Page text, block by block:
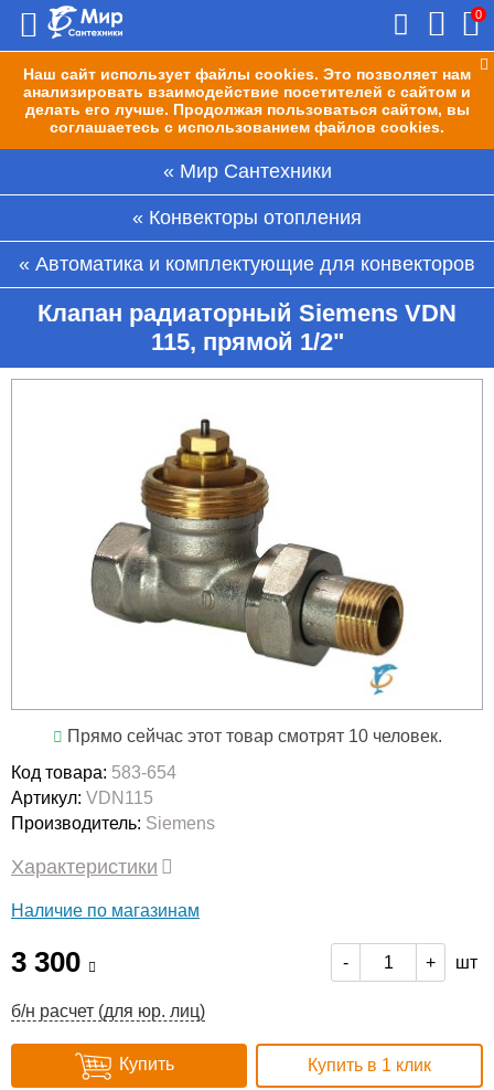
Наш сайт использует файлы cookies. Это позволяет нам
анализировать взаимодействие посетителей с сайтом и
делать его лучше. Продолжая пользоваться сайтом, вы
соглашаетесь с использованием файлов cookies.
0
Мир Сантехники
Конвекторы отопления
Автоматика и комплектующие для конвекторов
Клапан радиаторный Siemens VDN
115, прямой 1/2"
Прямо сейчас этот товар смотрят 10 человек.
Код товара: 583-654
Артикул: VDN115
Производитель: Siemens
Характеристики
Наличие по магазинам
3 300 - + шт
б/н расчет (для юр. лиц)
Купить Купить в 1 клик